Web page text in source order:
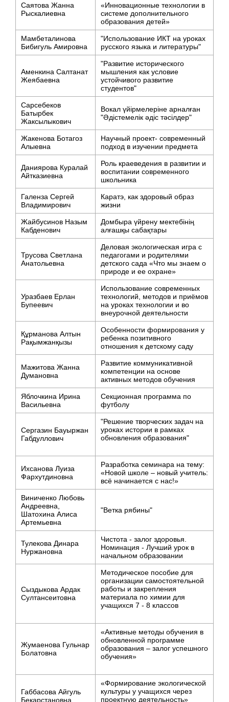
Саятова Жанна
Рыскалиевна
«Инновационные технологии в
системе дополнительного
образования детей»
Мамбеталинова
Бибигуль Амировна
"Использование ИКТ на уроках
русского языка и литературы"
Аменкина Салтанат
Жеябаевна
"Развитие исторического
мышления как условие
устойчивого развитие
студентов"
Сарсебеков
Батырбек
Жаксылыкович
Вокал үйірмелеріне арналған
"Әдістемелік әдіс тəсілдер"
Жакенова Ботагоз
Алыевна
Научный проект- современный
подход в изучении предмета
Даниярова Куралай
Айтказиевна
Роль краеведения в развитии и
воспитании современного
школьника
Галенза Сергей
Владимирович
Каратэ, как здоровый образ
жизни
Жайбусинов Назым
Кабденович
Домбыра үйрену мектебінің
алғашқы сабақтары
Трусова Светлана
Анатольевна
Деловая экологическая игра с
педагогами и родителями
детского сада «Что мы знаем о
природе и ее охране»
Уразбаев Ерлан
Бупеевич
Использование современных
технологий, методов и приёмов
на уроках технологии и во
внеурочной деятельности
Құрманова Алтын
Рақымжанқызы
Особенности формирования у
ребенка позитивного
отношения к детскому саду
Мажитова Жанна
Думановна
Развитие коммуникативной
компетенции на основе
активных методов обучения
Яблочкина Ирина
Васильевна
Секционная программа по
футболу
Сергазин Бауыржан
Габдуллович
"Решение творческих задач на
уроках истории в рамках
обновления образования"
Ихсанова Луиза
Фархутдиновна
Разработка семинара на тему:
«Новой школе – новый учитель:
всё начинается с нас!»
Виниченко Любовь
Андреевна,
Шатохина Алиса
Артемьевна
"Ветка рябины"
Тулекова Динара
Нуржановна
Чистота - залог здоровья.
Номинация - Лучший урок в
начальном образовании
Сыздыкова Ардак
Султансеитовна
Методическое пособие для
организации самостоятельной
работы и закрепления
материала по химии для
учащихся 7 - 8 классов
Жумаенова Гульнар
Болатовна
«Активные методы обучения в
обновленной программе
образования – залог успешного
обучения»
Габбасова Айгуль
Бекарстановна
«Формирование экологической
культуры у учащихся через
проектную деятельность»